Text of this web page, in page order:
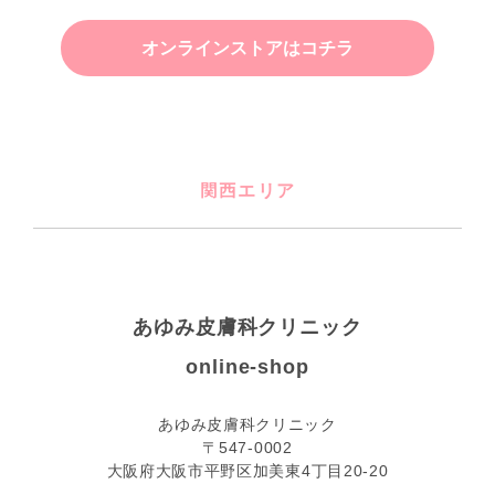
オンラインストアはコチラ
関西エリア
あゆみ皮膚科クリニック
online-shop
あゆみ皮膚科クリニック
〒547-0002
大阪府大阪市平野区加美東4丁目20-20